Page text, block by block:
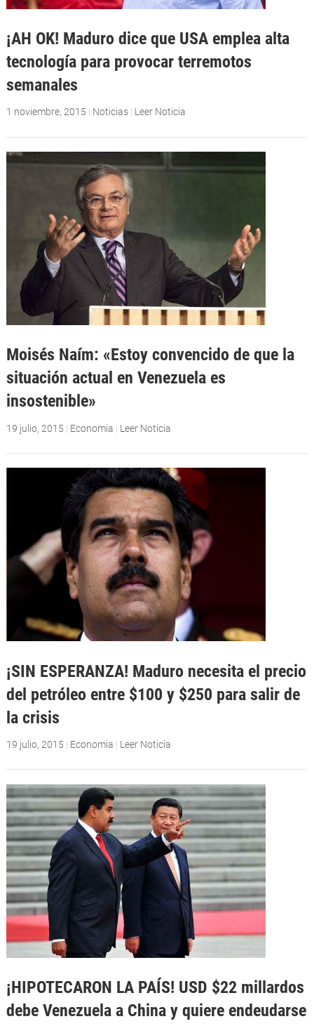
¡AH OK! Maduro dice que USA emplea alta
tecnología para provocar terremotos
semanales
1 noviembre, 2015 | Noticias | Leer Noticia
Moisés Naím: «Estoy convencido de que la
situación actual en Venezuela es
insostenible»
19 julio, 2015 | Economia | Leer Noticia
¡SIN ESPERANZA! Maduro necesita el precio
del petróleo entre $100 y $250 para salir de
la crisis
19 julio, 2015 | Economia | Leer Noticia
¡HIPOTECARON LA PAÍS! USD $22 millardos
debe Venezuela a China y quiere endeudarse